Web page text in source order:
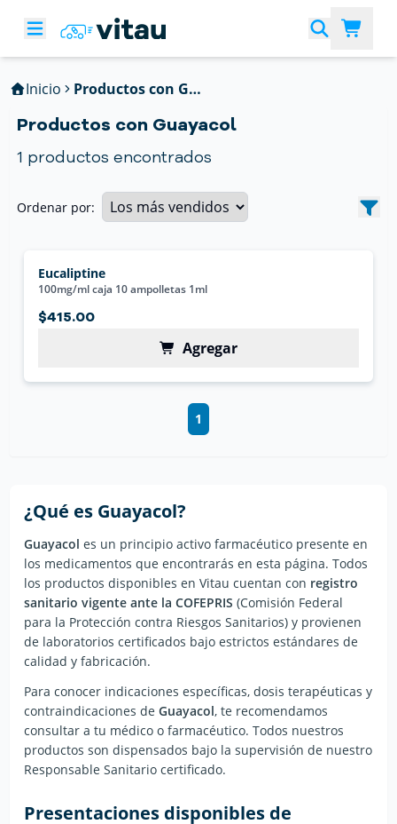
Inicio Productos con Guayacol
Productos con Guayacol
1 productos encontrados
Ordenar por:
Eucaliptine
100mg/ml caja 10 ampolletas 1ml
$415.00
Agregar
1
¿Qué es Guayacol?
Guayacol es un principio activo farmacéutico presente en
los medicamentos que encontrarás en esta página. Todos
los productos disponibles en Vitau cuentan con registro
sanitario vigente ante la COFEPRIS (Comisión Federal
para la Protección contra Riesgos Sanitarios) y provienen
de laboratorios certificados bajo estrictos estándares de
calidad y fabricación.
Para conocer indicaciones específicas, dosis terapéuticas y
contraindicaciones de Guayacol, te recomendamos
consultar a tu médico o farmacéutico. Todos nuestros
productos son dispensados bajo la supervisión de nuestro
Responsable Sanitario certificado.
Presentaciones disponibles de